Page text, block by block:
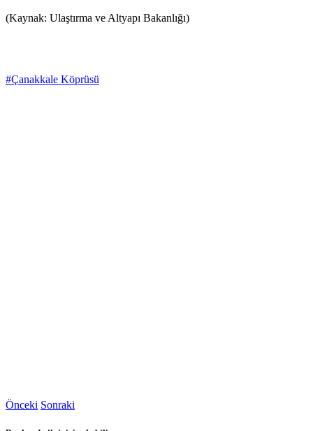
(Kaynak: Ulaştırma ve Altyapı Bakanlığı)
#Çanakkale Köprüsü
Önceki Sonraki